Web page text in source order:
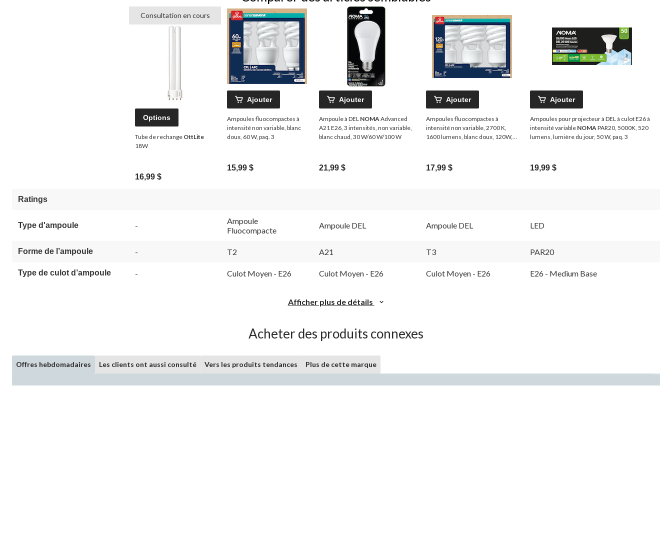
Consultation en cours
Options
Tube de rechange OttLite
18W
16,99 $
Ajouter
Ampoules fluocompactes à
intensité non variable, blanc
doux, 60 W, paq. 3
15,99 $
Ajouter
Ampoule à DEL NOMA Advanced
A21 E26, 3 intensités, non variable,
blanc chaud, 30 W/60 W/100 W
21,99 $
Ajouter
Ampoules fluocompactes à
intensité non variable, 2700 K,
1600 lumens, blanc doux, 120W,
17,99 $
Ajouter
Ampoules pour projecteur à DEL à culot E26 à
intensité variable NOMA PAR20, 5000K, 520
lumens, lumière du jour, 50 W, paq. 3
19,99 $
Ratings
Type d'ampoule -
Ampoule
Fluocompacte
Ampoule DEL Ampoule DEL LED
Forme de l’ampoule - T2 A21 T3 PAR20
Type de culot d’ampoule - Culot Moyen - E26 Culot Moyen - E26 Culot Moyen - E26 E26 - Medium Base
Afficher plus de détails
Acheter des produits connexes
Offres hebdomadaires Les clients ont aussi consulté Vers les produits tendances Plus de cette marque